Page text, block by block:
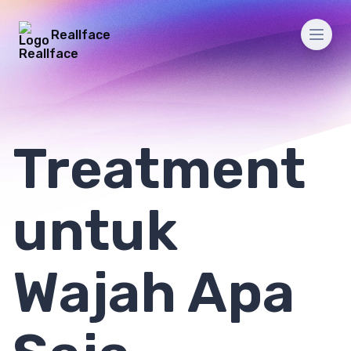
Reallface
Treatment
untuk
Wajah Apa